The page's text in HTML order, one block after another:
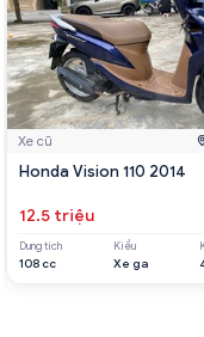
Xe cũ
Honda Vision 110 2014
12.5 triệu
Dung tích
108 cc
Kiểu
Xe ga